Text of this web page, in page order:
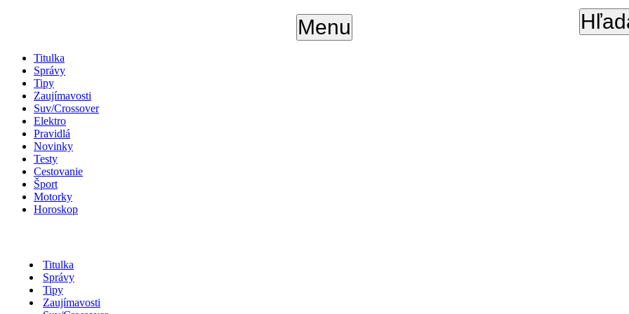
Menu
Titulka
Správy
Tipy
Zaujímavosti
Suv/Crossover
Elektro
Pravidlá
Novinky
Testy
Cestovanie
Šport
Motorky
Horoskop
Titulka
Správy
Tipy
Zaujímavosti